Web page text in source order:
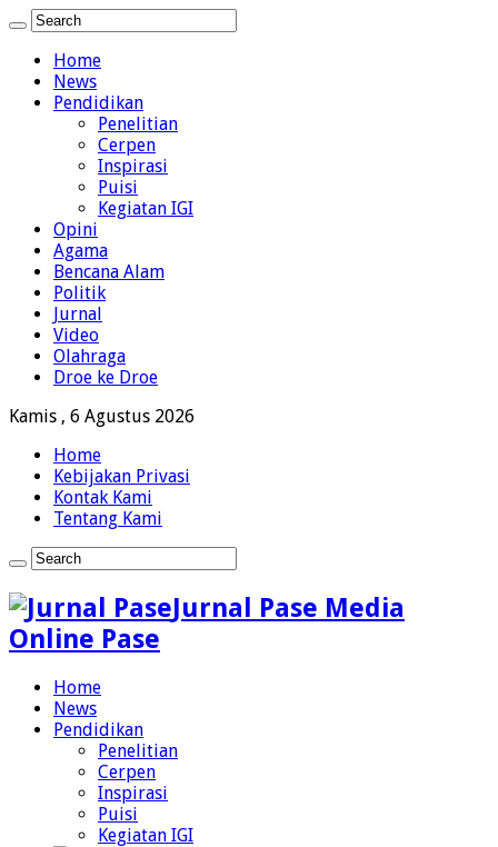
Home
News
Pendidikan
Penelitian
Cerpen
Inspirasi
Puisi
Kegiatan IGI
Opini
Agama
Bencana Alam
Politik
Jurnal
Video
Olahraga
Droe ke Droe
Kamis , 6 Agustus 2026
Home
Kebijakan Privasi
Kontak Kami
Tentang Kami
Jurnal Pase Media
Online Pase
Home
News
Pendidikan
Penelitian
Cerpen
Inspirasi
Puisi
Kegiatan IGI